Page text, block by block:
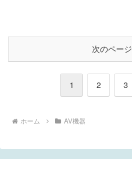
次のページ
1 2 3
ホーム AV機器